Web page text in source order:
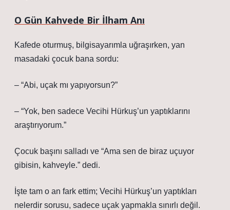
O Gün Kahvede Bir İlham Anı
Kafede oturmuş, bilgisayarımla uğraşırken, yan
masadaki çocuk bana sordu:
– “Abi, uçak mı yapıyorsun?”
– “Yok, ben sadece Vecihi Hürkuş’un yaptıklarını
araştırıyorum.”
Çocuk başını salladı ve “Ama sen de biraz uçuyor
gibisin, kahveyle.” dedi.
İşte tam o an fark ettim; Vecihi Hürkuş’un yaptıkları
nelerdir sorusu, sadece uçak yapmakla sınırlı değil.